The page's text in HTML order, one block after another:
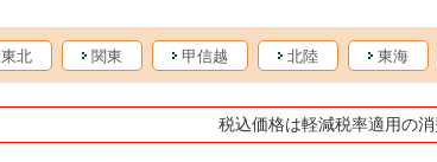
東北 関東 甲信越 北陸 東海
税込価格は軽減税率適用の